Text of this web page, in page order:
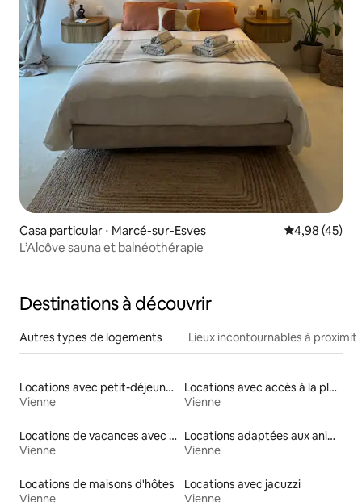
Casa particular ⋅ Marcé-sur-Esves Évaluation
4,98 (45)
L’Alcôve sauna et balnéothérapie
Destinations à découvrir
Autres types de logements Lieux incontournables à
Locations avec petit-déjeuner
Vienne
Locations avec accès à la plage
Vienne
Locations de vacances avec piscine
Vienne
Locations adaptées aux animaux
Vienne
Locations de maisons d'hôtes
Vienne
Locations avec jacuzzi
Vienne